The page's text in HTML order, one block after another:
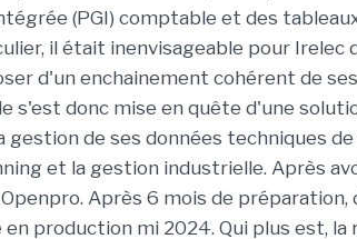
(PGI) comptable et des
il était inenvisageable pour Irelec
d'un enchainement cohérent de
s'est donc mise en quête d'une
de ses données techniques
et la gestion industrielle. Après
Après 6 mois de préparation,
production mi 2024. Qui plus est, la